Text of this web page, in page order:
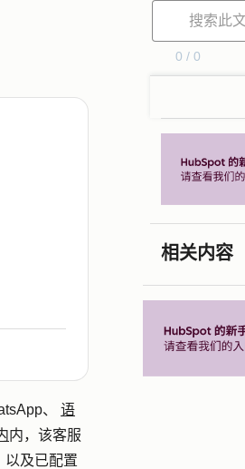
、 语
内，该客服
以及已配置
0 / 0
相关内容